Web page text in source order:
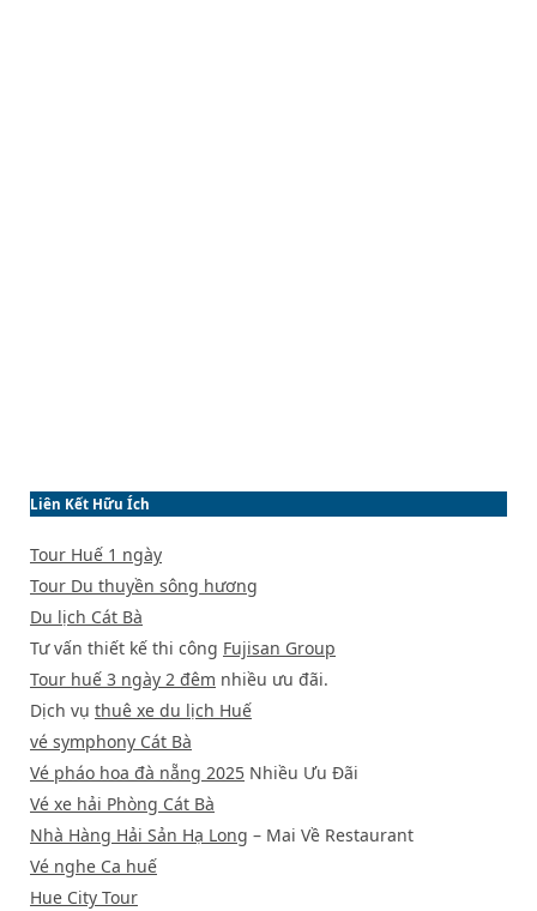
Liên Kết Hữu Ích
Tour Huế 1 ngày
Tour Du thuyền sông hương
Du lịch Cát Bà
Tư vấn thiết kế thi công Fujisan Group
Tour huế 3 ngày 2 đêm nhiều ưu đãi.
Dịch vụ thuê xe du lịch Huế
vé symphony Cát Bà
Vé pháo hoa đà nẵng 2025 Nhiều Ưu Đãi
Vé xe hải Phòng Cát Bà
Nhà Hàng Hải Sản Hạ Long – Mai Về Restaurant
Vé nghe Ca huế
Hue City Tour